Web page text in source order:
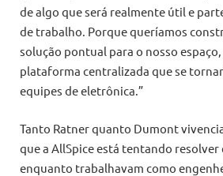
de algo que será realmente útil e
de trabalho. Porque queríamos
solução pontual para o nosso espaço,
plataforma centralizada que se
equipes de eletrônica.”
Tanto Ratner quanto Dumont
que a AllSpice está tentando resolver
enquanto trabalhavam como